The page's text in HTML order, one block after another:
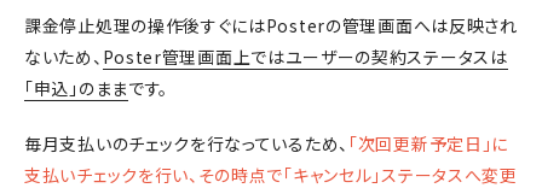
課金停止処理の操作後すぐにはPosterの管理画面へは反映され
ないため、 Poster管理画面上ではユーザーの契約ステータスは
「申込」のままです。
毎月支払いのチェックを行なっているため、 「次回更新予定日」に
支払いチェックを行い、その時点で「キャンセル」ステータスへ変更